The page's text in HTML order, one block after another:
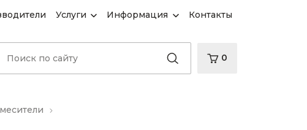
Услуги Информация Контакты
0